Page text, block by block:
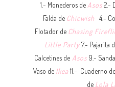
1.- Monederos de Asos2.-
Falda de Chicwish 4.-
Flotador de Chasing
Little Party7.- Pajarita
Calcetines deAsos9.-
Vaso de Ikea11.- Cuaderno de
de Lola